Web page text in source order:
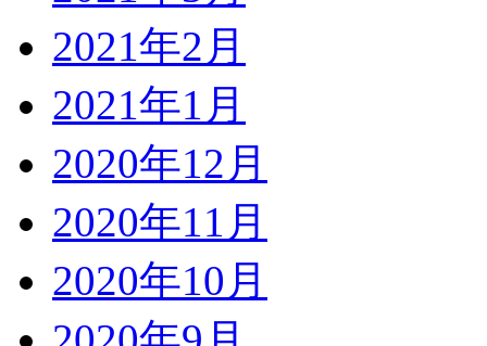
2021年2月
2021年1月
2020年12月
2020年11月
2020年10月